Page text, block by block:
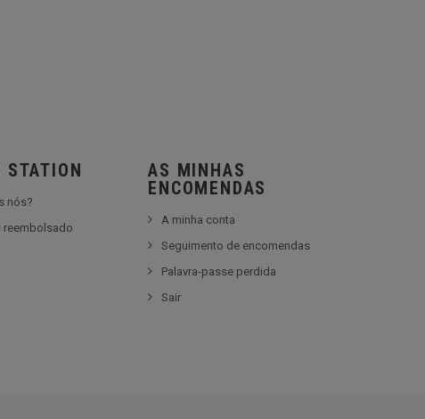
STATION
nós?
reembolsado
AS MINHAS
ENCOMENDAS
A minha conta
Seguimento de encomendas
Palavra-passe perdida
Sair